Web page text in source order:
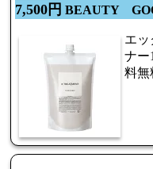
7,500円 BEAUTY
エッ
ナー
料無